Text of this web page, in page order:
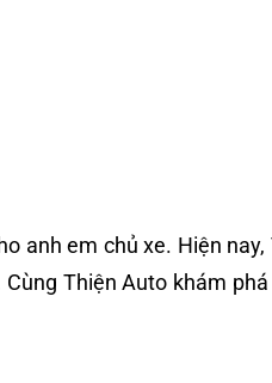
anh em chủ xe. Hiện
Thiện Auto khám